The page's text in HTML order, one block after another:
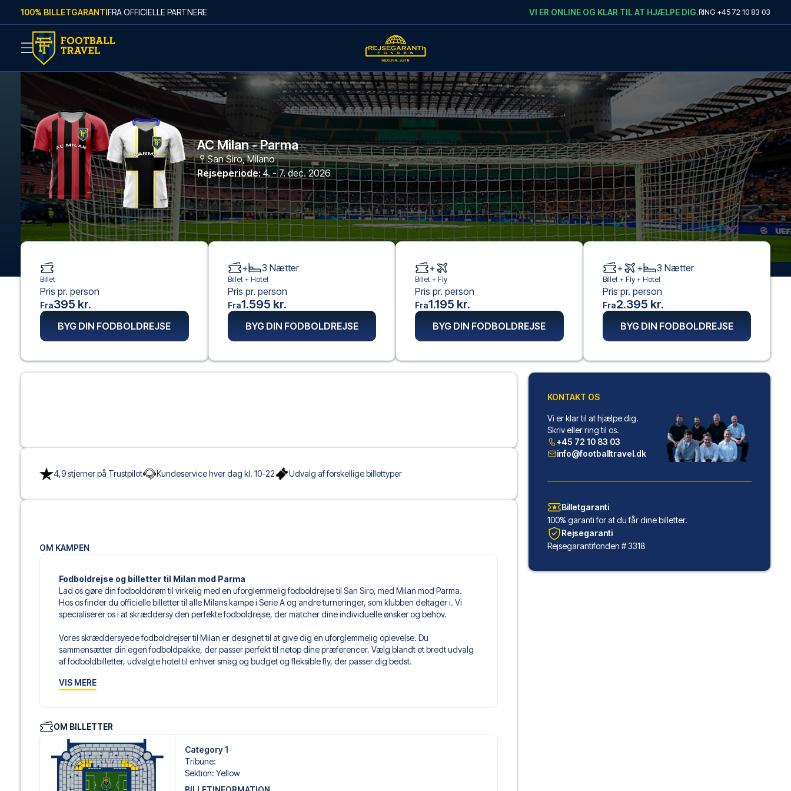
Skip to content
100% BILLETGARANTIFRA OFFICIELLE PARTNERE VI ER ONLINE OG KLAR TIL AT HJÆLPE DIG.RING +45 72 10 83 03
AC Milan - Parma
San Siro,Milano
Rejseperiode: 4. - 7. dec. 2026
4,9 stjerner på Trustpilot Kundeservice hver dag kl. 10-22 Udvalg af forskellige billettyper
OM KAMPEN
Fodboldrejse og billetter til Milan mod Parma
Lad os gøre din fodbolddrøm til virkelig med en uforglemmelig fodboldrejse til San Siro, med Milan mod Parma.
Hos os finder du officielle billetter til alle Milans kampe i Serie A og andre turneringer, som klubben deltager i. Vi
specialiserer os i at skræddersy den perfekte fodboldrejse, der matcher dine individuelle ønsker og behov.
Vores skræddersyede fodboldrejser til Milan er designet til at give dig en uforglemmelig oplevelse. Du
sammensætter din egen fodboldpakke, der passer perfekt til netop dine præferencer. Vælg blandt et bredt udvalg
af fodboldbilletter, udvalgte hotel til enhver smag og budget og fleksible fly, der passer dig bedst.
Når du vælger din billettype, kan du se i hvilken sektion, du kommer til at sidde, og hvad billettypen indeholder, hvis
eksempelvis være loungeadgang og/eller mad og drikkevarer. Hvis dette er inkluderet, vil det tydeligt fremgå, når
Vi tilbyder et bredt udvalg af håndplukkede hoteller i Milano, der passer til enhver smag og ethvert budget. Fra
luksuriøse 5-stjernede hoteller til charmerende boutiquehoteller og prisvenlige alternativer – vi har noget for
enhver rejsende. Vi tager højde for beliggenhed, komfort og pris. Det eneste du skal gøre er at vælge det hotel der
passer dig bedst. Hvis du foretrækker et specifikt hotel, som vi ikke tilbyder, så kontakt os, og vi vil se, hvad vi kan
VIS MERE
OM BILLETTER
Category 1
Tribune:
Sektion: Yellow
Billet
Pris pr. person
Fra395 kr.
BYG DIN FODBOLDREJSE
+ 3 Nætter
Billet + Hotel
Pris pr. person
Fra1.595 kr.
BYG DIN FODBOLDREJSE
+
Billet + Fly
Pris pr. person
Fra1.195 kr.
BYG DIN FODBOLDREJSE
+ + 3 Nætter
Billet + Fly+ Hotel
Pris pr. person
Fra2.395 kr.
BYG DIN FODBOLDREJSE
KONTAKT OS
Vi er klar til at hjælpe dig.
Skriv eller ring til os.
+45 72 10 83 03
info@footballtravel.dk
Billetgaranti
100% garanti for at du får dine billetter.
Rejsegaranti
Rejsegarantifonden # 3318